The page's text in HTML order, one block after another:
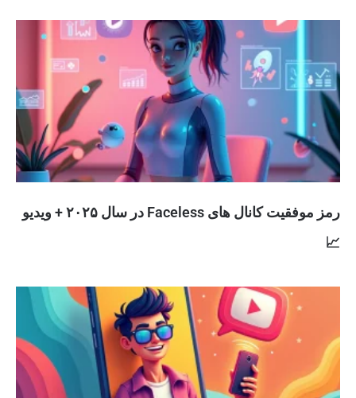
رمز موفقیت کانال های Faceless در سال ۲۰۲۵ + ویدیو
📈